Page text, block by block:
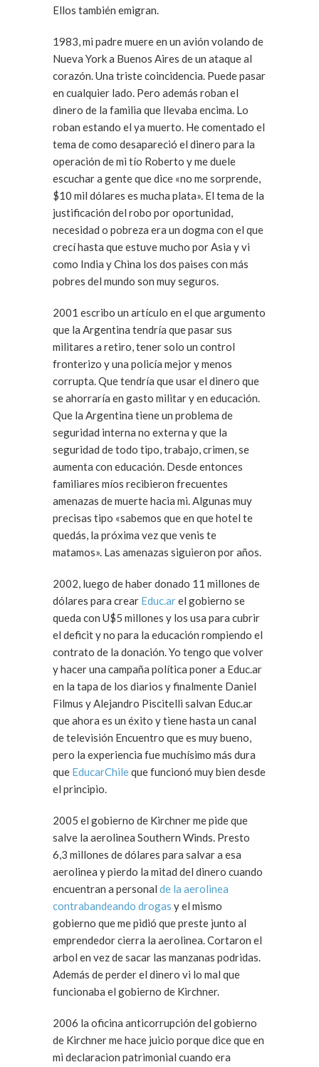
Ellos también emigran.
1983, mi padre muere en un avión volando de
Nueva York a Buenos Aires de un ataque al
corazón. Una triste coincidencia. Puede pasar
en cualquier lado. Pero además roban el
dinero de la familia que llevaba encima. Lo
roban estando el ya muerto. He comentado el
tema de como desapareció el dinero para la
operación de mi tío Roberto y me duele
escuchar a gente que dice «no me sorprende,
$10 mil dólares es mucha plata». El tema de la
justificación del robo por oportunidad,
necesidad o pobreza era un dogma con el que
crecí hasta que estuve mucho por Asia y vi
como India y China los dos paises con más
pobres del mundo son muy seguros.
2001 escribo un artículo en el que argumento
que la Argentina tendría que pasar sus
militares a retiro, tener solo un control
fronterizo y una policía mejor y menos
corrupta. Que tendría que usar el dinero que
se ahorraría en gasto militar y en educación.
Que la Argentina tiene un problema de
seguridad interna no externa y que la
seguridad de todo tipo, trabajo, crimen, se
aumenta con educación. Desde entonces
familiares míos recibieron frecuentes
amenazas de muerte hacia mi. Algunas muy
precisas tipo «sabemos que en que hotel te
quedás, la próxima vez que venis te
matamos». Las amenazas siguieron por años.
2002, luego de haber donado 11 millones de
dólares para crear Educ.arel gobierno se
queda con U$5 millones y los usa para cubrir
el deficit y no para la educación rompiendo el
contrato de la donación. Yo tengo que volver
y hacer una campaña política poner a Educ.ar
en la tapa de los diarios y finalmente Daniel
Filmus y Alejandro Piscitelli salvan Educ.ar
que ahora es un éxito y tiene hasta un canal
de televisión Encuentro que es muy bueno,
pero la experiencia fue muchísimo más dura
que EducarChileque funcionó muy bien desde
el principio.
2005 el gobierno de Kirchner me pide que
salve la aerolinea Southern Winds. Presto
6,3 millones de dólares para salvar a esa
aerolinea y pierdo la mitad del dinero cuando
encuentran a personal de la aerolinea
contrabandeando drogas y el mismo
gobierno que me pidió que preste junto al
emprendedor cierra la aerolinea. Cortaron el
arbol en vez de sacar las manzanas podridas.
Además de perder el dinero vi lo mal que
funcionaba el gobierno de Kirchner.
2006 la oficina anticorrupción del gobierno
de Kirchner me hace juicio porque dice que en
mi declaracion patrimonial cuando era